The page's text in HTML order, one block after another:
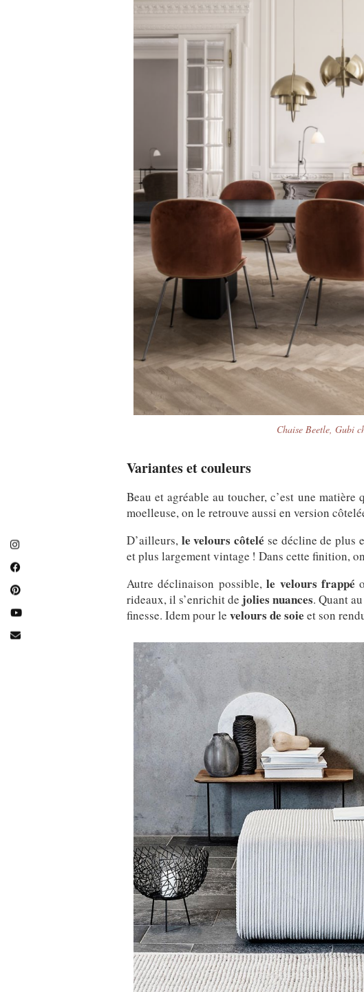
Chaise Beetle, Gubi
Variantes et couleurs
Beau et agréable au toucher, c’est une
moelleuse, on le retrouve aussi en version
D’ailleurs, le velours côtelé se décline de plus
et plus largement vintage ! Dans cette finition,
Autre déclinaison possible,le velours frappé
rideaux, il s’enrichit de jolies nuances. Quant
finesse. Idem pour le velours de soie et son